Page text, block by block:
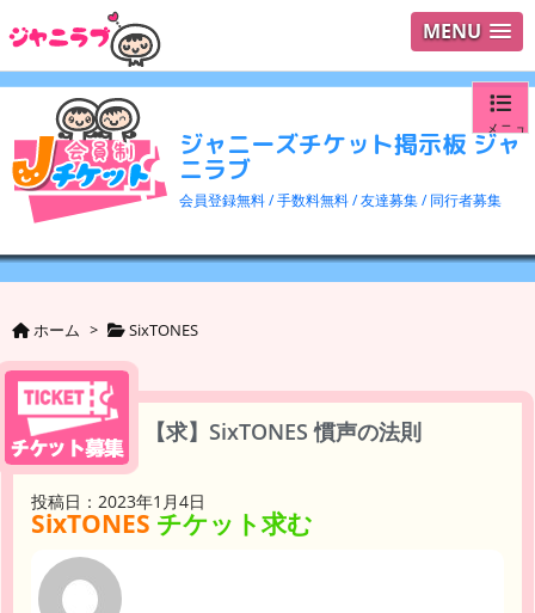
MENU
ジャニーズチケット掲示板 ジャ
ニラブ
会員登録無料 / 手数料無料 / 友達募集 / 同行者募集
メニュ
ログイ
ユーザ
ホーム > SixTONES
【求】SixTONES 慣声の法則
投稿日：2023年1月4日
SixTONES チケット求む